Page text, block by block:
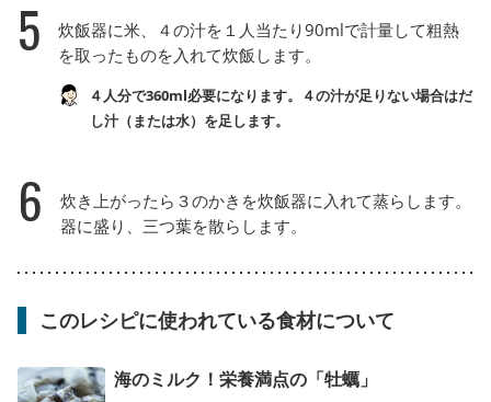
5
炊飯器に米、４の汁を１人当たり90mlで計量して粗熱
を取ったものを入れて炊飯します。
４人分で360ml必要になります。４の汁が足りない場合はだ
し汁（または水）を足します。
6
炊き上がったら３のかきを炊飯器に入れて蒸らします。
器に盛り、三つ葉を散らします。
このレシピに使われている食材について
海のミルク！栄養満点の「牡蠣」